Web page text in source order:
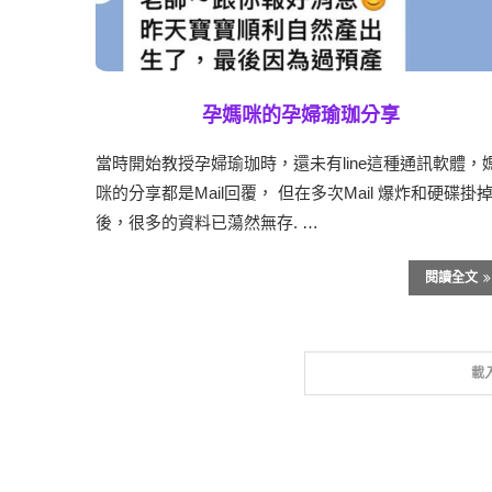
孕媽咪的孕婦瑜珈分享
當時開始教授孕婦瑜珈時，還未有line這種通訊軟體，
咪的分享都是Mail回覆， 但在多次Mail 爆炸和硬碟掛掉
後，很多的資料已蕩然無存. …
閱讀全文
載